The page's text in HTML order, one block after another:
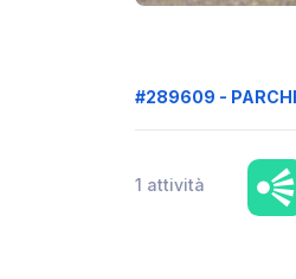
#289609 -
1 attività